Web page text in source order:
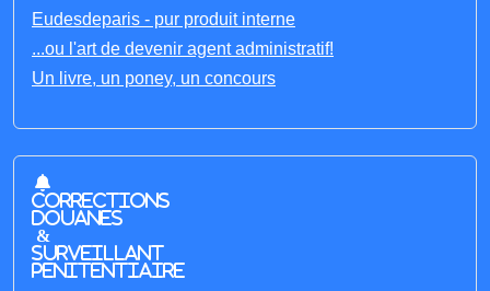
Eudesdeparis - pur produit interne
...ou l'art de devenir agent administratif!
Un livre, un poney, un concours
Corrections
Douanes
&
Surveillant
penitentiaire